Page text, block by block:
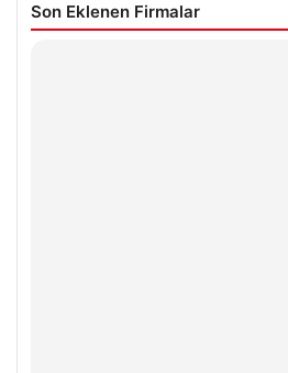
Son Eklenen Firmalar